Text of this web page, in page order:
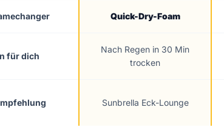
Quick-Dry-Foam
für dich
Nach Regen in 30 Min
trocken
Sunbrella Eck-Lounge